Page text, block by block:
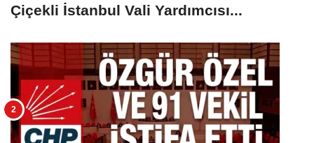
Çiçekli İstanbul Vali Yardımcısı...